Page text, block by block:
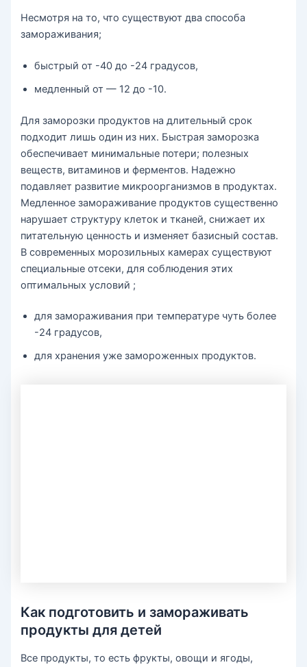
Несмотря на то, что существуют два способа
замораживания;
быстрый от -40 до -24 градусов,
медленный от — 12 до -10.
Для заморозки продуктов на длительный срок
подходит лишь один из них. Быстрая заморозка
обеспечивает минимальные потери; полезных
веществ, витаминов и ферментов. Надежно
подавляет развитие микроорганизмов в продуктах.
Медленное замораживание продуктов существенно
нарушает структуру клеток и тканей, снижает их
питательную ценность и изменяет базисный состав.
В современных морозильных камерах существуют
специальные отсеки, для соблюдения этих
оптимальных условий ;
для замораживания при температуре чуть более
-24 градусов,
для хранения уже замороженных продуктов.
Как подготовить и замораживать
продукты для детей
Все продукты, то есть фрукты, овощи и ягоды,